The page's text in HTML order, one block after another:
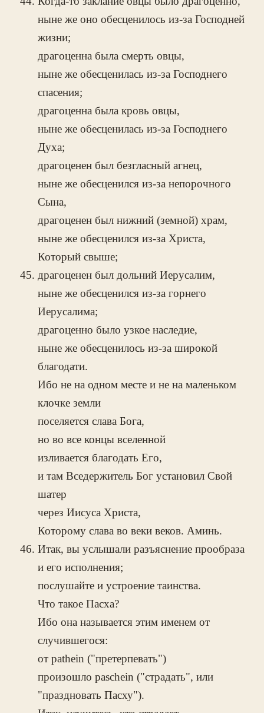
ныне же оно обесценилось из-за Господней
жизни;
драгоценна была смерть овцы,
ныне же обесценилась из-за Господнего
спасения;
драгоценна была кровь овцы,
ныне же обесценилась из-за Господнего
Духа;
драгоценен был безгласный агнец,
ныне же обесценился из-за непорочного
Сына,
драгоценен был нижний (земной) храм,
ныне же обесценился из-за Христа,
Который свыше;
драгоценен был дольний Иерусалим,
ныне же обесценился из-за горнего
Иерусалима;
драгоценно было узкое наследие,
ныне же обесценилось из-за широкой
благодати.
Ибо не на одном месте и не на маленьком
клочке земли
поселяется слава Бога,
но во все концы вселенной
изливается благодать Его,
и там Вседержитель Бог установил Свой
шатер
через Иисуса Христа,
Которому слава во веки веков. Аминь.
Итак, вы услышали разъяснение прообраза
и его исполнения;
послушайте и устроение таинства.
Что такое Пасха?
Ибо она называется этим именем от
случившегося:
от pathein ("претерпевать")
произошло paschein ("страдать", или
"праздновать Пасху").